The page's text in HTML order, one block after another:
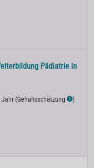
Pädiatrie in
Jahr (Gehaltsschätzung ℹ )